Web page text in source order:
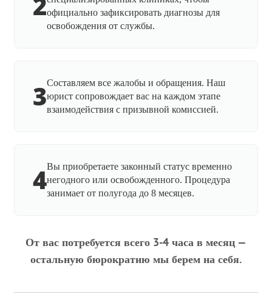
официально зафиксировать диагнозы для
освобождения от службы.
3Составляем все жалобы и обращения. Наш
юрист сопровождает вас на каждом этапе
взаимодействия с призывной комиссией.
4Вы приобретаете законный статус временно
негодного или освобожденного. Процедура
занимает от полугода до 8 месяцев.
От вас потребуется всего 3-4 часа в месяц —
остальную бюрократию мы берем на себя.